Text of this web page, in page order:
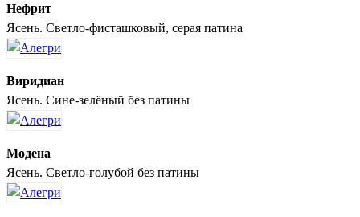
Нефрит
Ясень. Светло-фисташковый, серая патина
Виридиан
Ясень. Сине-зелёный без патины
Модена
Ясень. Светло-голубой без патины